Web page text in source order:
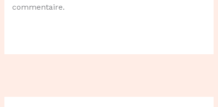
commentaire.